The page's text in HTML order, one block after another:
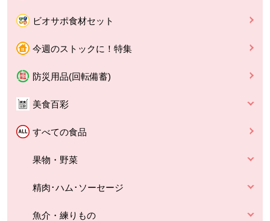
ビオサポ食材セット
今週のストックに！特集
防災用品(回転備蓄)
美食百彩
すべての食品
果物・野菜
精肉･ハム･ソーセージ
魚介・練りもの